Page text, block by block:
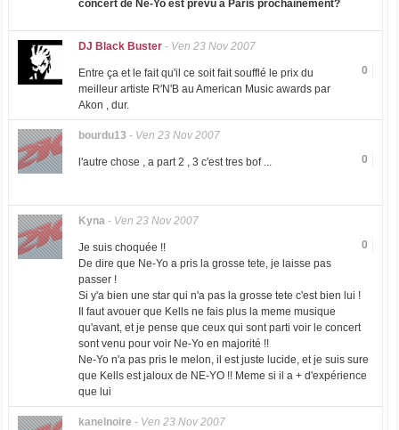
concert de Ne-Yo est prévu à Paris prochainement?
DJ Black Buster- Ven 23 Nov 2007
0
Entre ça et le fait qu'il ce soit fait soufflé le prix du
meilleur artiste R'N'B au American Music awards par
Akon , dur.
bourdu13 - Ven 23 Nov 2007
0
l'autre chose , a part 2 , 3 c'est tres bof ...
Kyna- Ven 23 Nov 2007
0
Je suis choquée !!
De dire que Ne-Yo a pris la grosse tete, je laisse pas
passer !
Si y'a bien une star qui n'a pas la grosse tete c'est bien lui !
Il faut avouer que Kells ne fais plus la meme musique
qu'avant, et je pense que ceux qui sont parti voir le concert
sont venu pour voir Ne-Yo en majorité !!
Ne-Yo n'a pas pris le melon, il est juste lucide, et je suis sure
que Kells est jaloux de NE-YO !! Meme si il a + d'expérience
que lui
kanelnoire - Ven 23 Nov 2007